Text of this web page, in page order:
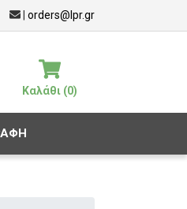
orders@lpr.gr
Καλάθι (0)